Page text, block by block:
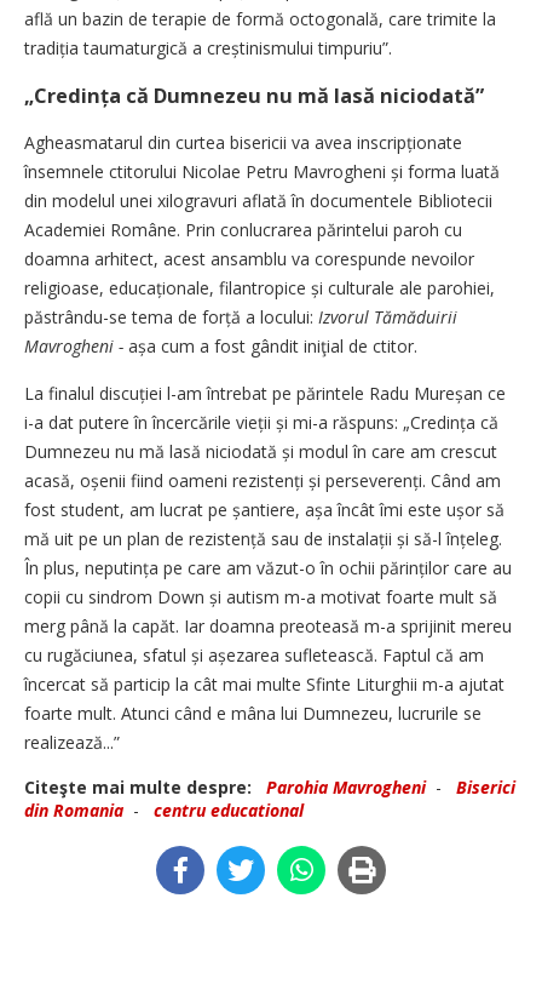
află un bazin de terapie de formă octogonală, care trimite la
tradiția taumaturgică a creștinismului timpuriu”.
„Credința că Dumnezeu nu mă lasă niciodată”
Agheasmatarul din curtea bisericii va avea inscripționate
însemnele ctitorului Nicolae Petru Mavrogheni și forma luată
din modelul unei xilogravuri aflată în documentele Bibliotecii
Academiei Române. Prin conlucrarea părintelui paroh cu
doamna arhitect, acest ansamblu va corespunde nevoilor
religioase, educaționale, filantropice și culturale ale parohiei,
păstrându-se tema de forță a locului: Izvorul Tămăduirii
Mavrogheni - așa cum a fost gândit iniţial de ctitor.
La finalul discuției l-am întrebat pe părintele Radu Mureșan ce
i-a dat putere în încercările vieții și mi-a răspuns: „Credința că
Dumnezeu nu mă lasă niciodată și modul în care am crescut
acasă, oșenii fiind oameni re­zistenți și perse­verenți. Când am
fost student, am lucrat pe șan­tiere, așa încât îmi este ușor să
mă uit pe un plan de rezistență sau de instalații și să-l înțeleg.
În plus, neputința pe care am văzut-o în ochii părinților care au
copii cu sindrom Down și autism m-a motivat foarte mult să
merg până la capăt. Iar doamna preoteasă m-a sprijinit mereu
cu rugăciunea, sfatul și așezarea sufletească. Faptul că am
încercat să particip la cât mai multe Sfinte Liturghii m-a ajutat
foarte mult. Atunci când e mâna lui Dumnezeu, lucrurile se
realizează...”
Citeşte mai multe despre:
Parohia Mavrogheni- Biserici
din Romania - centru educational